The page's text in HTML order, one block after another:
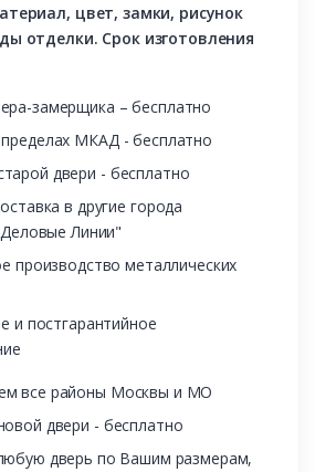
цвет, замки, рисунок
отделки. Срок изготовления
замерщика – бесплатно
МКАД - бесплатно
двери - бесплатно
в другие города
Линии"
производство металлических
и постгарантийное
все районы Москвы и МО
двери - бесплатно
дверь по Вашим размерам,